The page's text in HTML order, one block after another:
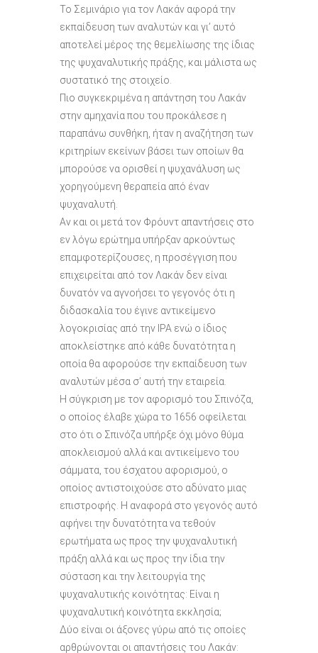
Το Σεμινάριο για τον Λακάν αφορά την
εκπαίδευση των αναλυτών και γι’ αυτό
αποτελεί μέρος της θεμελίωσης της ίδιας
της ψυχαναλυτικής πράξης, και μάλιστα ως
συστατικό της στοιχείο.
Πιο συγκεκριμένα η απάντηση του Λακάν
στην αμηχανία που του προκάλεσε η
παραπάνω συνθήκη, ήταν η αναζήτηση των
κριτηρίων εκείνων βάσει των οποίων θα
μπορούσε να ορισθεί η ψυχανάλυση ως
χορηγούμενη θεραπεία από έναν
ψυχαναλυτή.
Αν και οι μετά τον Φρόυντ απαντήσεις στο
εν λόγω ερώτημα υπήρξαν αρκούντως
επαμφοτερίζουσες, η προσέγγιση που
επιχειρείται από τον Λακάν δεν είναι
δυνατόν να αγνοήσει το γεγονός ότι η
διδασκαλία του έγινε αντικείμενο
λογοκρισίας από την ΙΡΑ ενώ ο ίδιος
αποκλείστηκε από κάθε δυνατότητα η
οποία θα αφορούσε την εκπαίδευση των
αναλυτών μέσα σ’ αυτή την εταιρεία.
Η σύγκριση με τον αφορισμό του Σπινόζα,
ο οποίος έλαβε χώρα το 1656 οφείλεται
στο ότι ο Σπινόζα υπήρξε όχι μόνο θύμα
αποκλεισμού αλλά και αντικείμενο του
σάμματα, του έσχατου αφορισμού, ο
οποίος αντιστοιχούσε στο αδύνατο μιας
επιστροφής. Η αναφορά στο γεγονός αυτό
αφήνει την δυνατότητα να τεθούν
ερωτήματα ως προς την ψυχαναλυτική
πράξη αλλά και ως προς την ίδια την
σύσταση και την λειτουργία της
ψυχαναλυτικής κοινότητας: Είναι η
ψυχαναλυτική κοινότητα εκκλησία;
Δύο είναι οι άξονες γύρω από τις οποίες
αρθρώνονται οι απαντήσεις του Λακάν: